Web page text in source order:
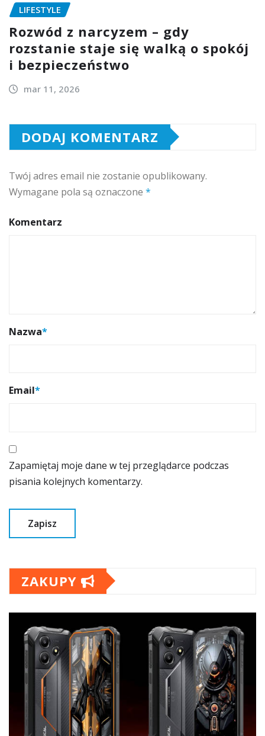
LIFESTYLE
Rozwód z narcyzem – gdy
rozstanie staje się walką o spokój
i bezpieczeństwo
mar 11, 2026
DODAJ KOMENTARZ
Twój adres email nie zostanie opublikowany.
Wymagane pola są oznaczone *
Komentarz
Nazwa*
Email*
Zapamiętaj moje dane w tej przeglądarce podczas
pisania kolejnych komentarzy.
ZAKUPY